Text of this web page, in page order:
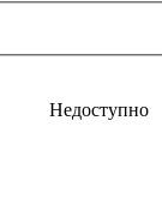
Недоступно